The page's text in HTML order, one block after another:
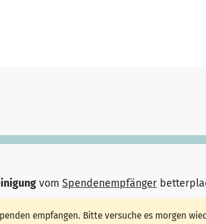
vom Spendenempfänger
empfangen. Bitte versuche es morgen